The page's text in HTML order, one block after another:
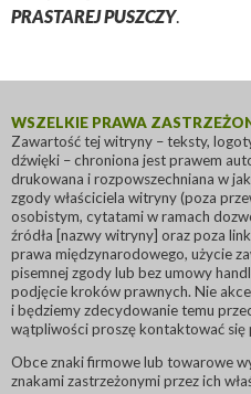
PRASTAREJ PUSZCZY.
WSZELKIE PRAWA
Zawartość tej witryny – teksty,
dźwięki – chroniona jest prawem
drukowana i rozpowszechniana w
zgody właściciela witryny (poza
osobistym, cytatami w ramach
źródła [nazwy witryny] oraz poza
prawa międzynarodowego, użycie
pisemnej zgody lub bez umowy
podjęcie kroków prawnych. Nie
i będziemy zdecydowanie temu
wątpliwości proszę kontaktować się
Obce znaki firmowe lub towarowe
znakami zastrzeżonymi przez ich